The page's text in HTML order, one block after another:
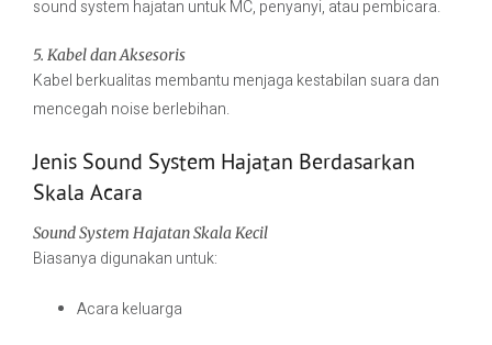
sound system hajatan untuk MC, penyanyi, atau pembicara.
5. Kabel dan Aksesoris
Kabel berkualitas membantu menjaga kestabilan suara dan
mencegah noise berlebihan.
Jenis Sound System Hajatan Berdasarkan
Skala Acara
Sound System Hajatan Skala Kecil
Biasanya digunakan untuk:
Acara keluarga